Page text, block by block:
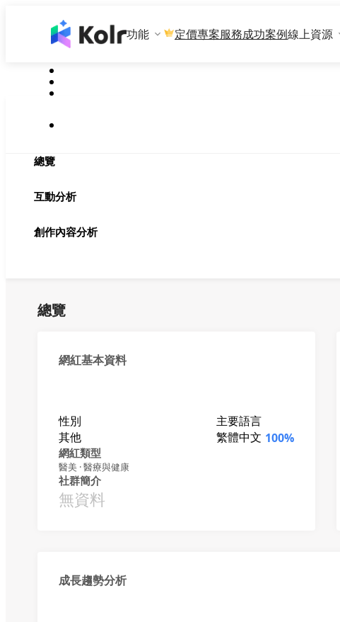
功能 定價專案服務成功案例線上資源
總覽
互動分析
創作內容分析
總覽
網紅基本資料
性別
其他
主要語言
繁體中文 100%
網紅類型
醫美 · 醫療與健康
社群簡介
無資料
成長趨勢分析